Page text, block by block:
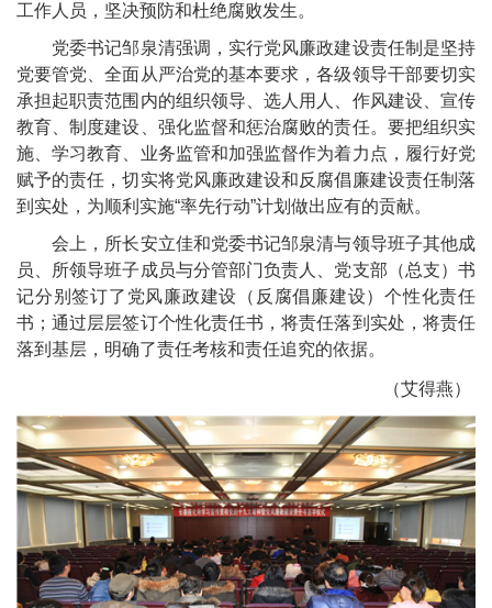
工作人员，坚决预防和杜绝腐败发生。
党委书记邹泉清强调，实行党风廉政建设责任制是坚持
党要管党、全面从严治党的基本要求，各级领导干部要切实
承担起职责范围内的组织领导、选人用人、作风建设、宣传
教育、制度建设、强化监督和惩治腐败的责任。要把组织实
施、学习教育、业务监管和加强监督作为着力点，履行好党
赋予的责任，切实将党风廉政建设和反腐倡廉建设责任制落
到实处，为顺利实施“率先行动”计划做出应有的贡献。
会上，所长安立佳和党委书记邹泉清与领导班子其他成
员、所领导班子成员与分管部门负责人、党支部（总支）书
记分别签订了党风廉政建设（反腐倡廉建设）个性化责任
书；通过层层签订个性化责任书，将责任落到实处，将责任
落到基层，明确了责任考核和责任追究的依据。
（艾得燕）